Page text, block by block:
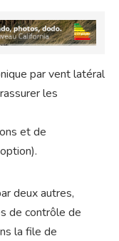
par vent latéral
les
et de
deux autres,
de contrôle de
la file de